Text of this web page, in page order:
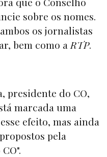
sobre os nomes.
os jornalistas
bem como aRTP.
presidente do CO,
marcada uma
efeito, mas ainda
pela